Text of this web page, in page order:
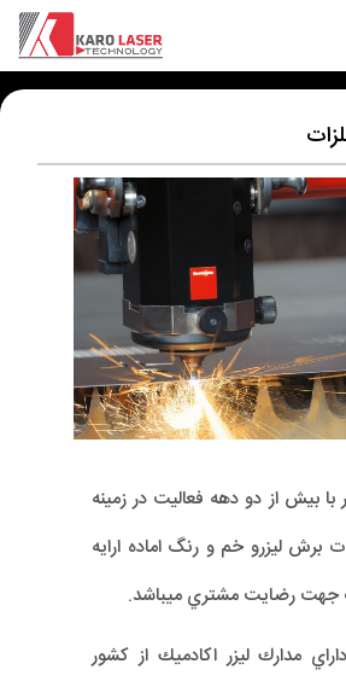
با بيش از دو دهه فعاليت در زمینه
ليزرو خم و رنگ اماده ارايه
جهت رضايت مشتري ميباشد.
مدارك ليزر اكادميك از كشور